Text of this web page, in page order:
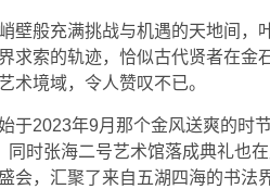
壁般充满挑战与机遇的天地间，
求索的轨迹，恰似古代贤者在金
术境域，令人赞叹不已。
于2023年9月那个金风送爽的时
同时张海二号艺术馆落成典礼也
会，汇聚了来自五湖四海的书法